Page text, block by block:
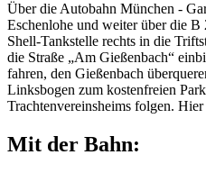
Über die Autobahn München -
Eschenlohe und weiter über die
Shell-Tankstelle rechts in die
die Straße „Am Gießenbach“
fahren, den Gießenbach
Linksbogen zum kostenfreien
Trachtenvereinsheims folgen.
Mit der Bahn: